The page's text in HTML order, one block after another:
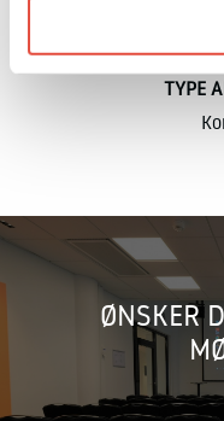
TYPE
ØNSKER